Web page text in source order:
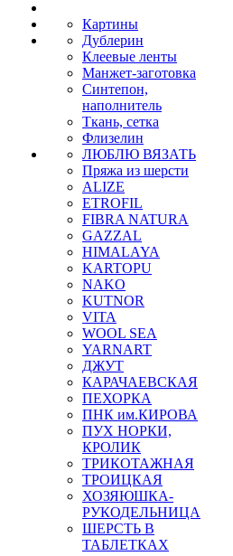
Картины
Дублерин
Клеевые ленты
Манжет-заготовка
Синтепон,
наполнитель
Ткань, сетка
Флизелин
ЛЮБЛЮ ВЯЗАТЬ
Пряжа из шерсти
ALIZE
ETROFIL
FIBRA NATURA
GAZZAL
HIMALAYA
KARTOPU
NAKO
KUTNOR
VITA
WOOL SEA
YARNART
ДЖУТ
КАРАЧАЕВСКАЯ
ПЕХОРКА
ПНК им.КИРОВА
ПУХ НОРКИ,
КРОЛИК
ТРИКОТАЖНАЯ
ТРОИЦКАЯ
ХОЗЯЮШКА-
РУКОДЕЛЬНИЦА
ШЕРСТЬ В
ТАБЛЕТКАХ